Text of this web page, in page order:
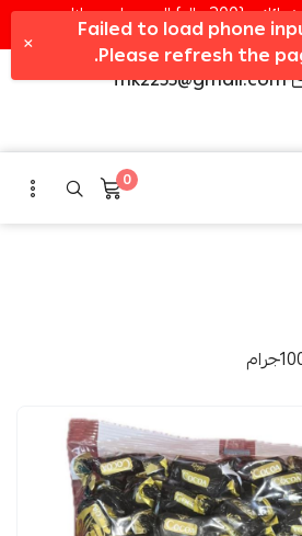
عرض التوصيل عند شرائك بـ{200ريال} التوصيل مجانا
كل اسبوع اصناف جديدة
fhk2255@gmail.com
0